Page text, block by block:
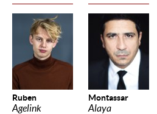
Ruben
Agelink
Montassar
Alaya